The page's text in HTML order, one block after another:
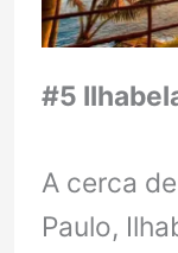
#5
A cerca
Paulo,